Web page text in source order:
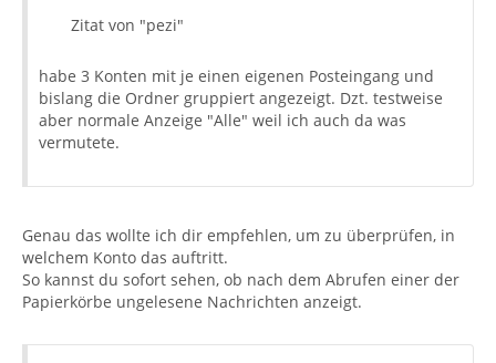
Zitat von "pezi"
habe 3 Konten mit je einen eigenen Posteingang und
bislang die Ordner gruppiert angezeigt. Dzt. testweise
aber normale Anzeige "Alle" weil ich auch da was
vermutete.
Genau das wollte ich dir empfehlen, um zu überprüfen, in
welchem Konto das auftritt.
So kannst du sofort sehen, ob nach dem Abrufen einer der
Papierkörbe ungelesene Nachrichten anzeigt.